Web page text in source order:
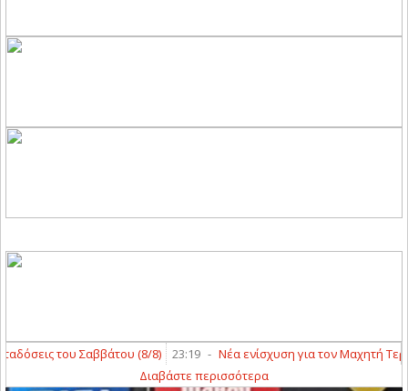
του Σαββάτου (8/8) 23:19 - Νέα ενίσχυση για τον Μαχητή
Διαβάστε περισσότερα